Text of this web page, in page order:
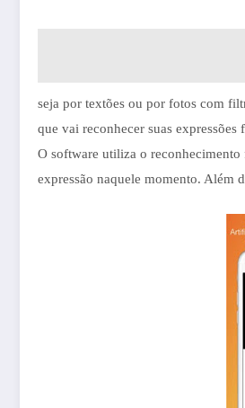
seja por textões ou por fotos com
que vai reconhecer suas expressões
O software utiliza o reconhecimento
expressão naquele momento. Além